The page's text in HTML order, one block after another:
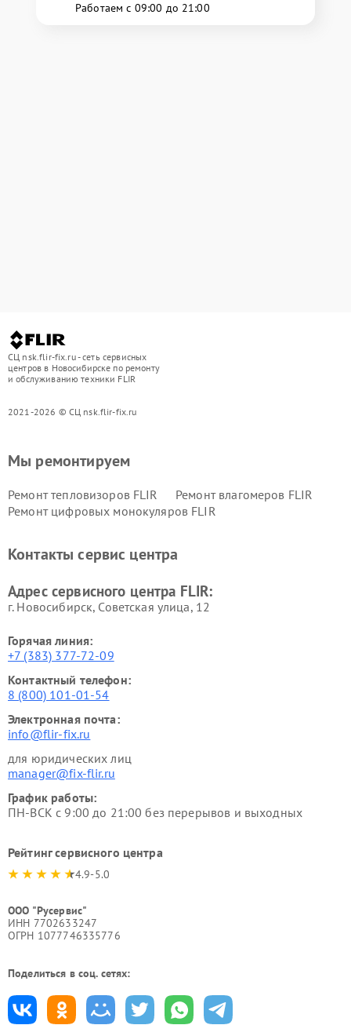
Работаем с 09:00 до 21:00
СЦ nsk.flir-fix.ru - сеть сервисных
центров в Новосибирске по ремонту
и обслуживанию техники FLIR
2021-2026 © СЦ nsk.flir-fix.ru
Мы ремонтируем
Ремонт тепловизоров FLIR
Ремонт влагомеров FLIR
Ремонт цифровых монокуляров FLIR
Контакты сервис центра
Адрес сервисного центра FLIR:
г. Новосибирск, Советская улица, 12
Горячая линия:
+7 (383) 377-72-09
Контактный телефон:
8 (800) 101-01-54
Электронная почта:
info@flir-fix.ru
для юридических лиц
manager@fix-flir.ru
График работы:
ПН-ВСК с 9:00 до 21:00 без перерывов и выходных
Рейтинг сервисного центра
4.9-5.0
ООО "Русервис"
ИНН 7702633247
ОГРН 1077746335776
Поделиться в соц. сетях: